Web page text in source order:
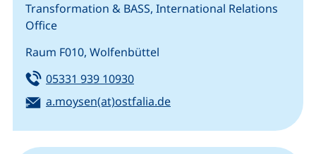
Transformation & BASS, International Relations
Office
Raum F010, Wolfenbüttel
Tel:
05331 939 10930(startet einen Telefonanruf,
E-Mail:
a.moysen(at)ostfalia.de(öffnet Ihr E-Mail-